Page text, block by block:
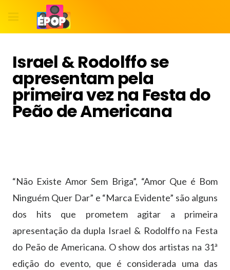
Israel & Rodolffo se
apresentam pela
primeira vez na Festa do
Peão de Americana
“Não Existe Amor Sem Briga”, “Amor Que é Bom
Ninguém Quer Dar” e “Marca Evidente” são alguns
dos hits que prometem agitar a primeira
apresentação da dupla Israel & Rodolffo na Festa
do Peão de Americana. O show dos artistas na 31ª
edição do evento, que é considerada uma das